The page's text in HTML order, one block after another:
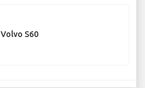
Volvo S60